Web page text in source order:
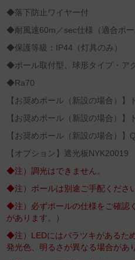
◆落下防止ワイヤー付
◆耐風速60m／sec仕様（適合ポー
◆保護等級：IP44（灯具のみ）
◆ポール取付型、球形タイプ・ア
◆Ra70
【お奨めポール（新設の場合）】
【お奨めポール（新設の場合）
【お奨めポール（新設の場合）
【オプション】遮光板NYK20019
◆注）調光はできません。
◆注）ポールは別途ご手配ください
◆注）必ずポールの仕様をご確認
があります。）
◆注）LEDにはバラツキがあるた
発光色、明るさが異なる場合があ